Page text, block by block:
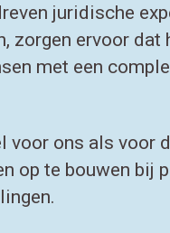
juridische
zorgen ervoor
met een
voor ons als voor
te bouwen bij